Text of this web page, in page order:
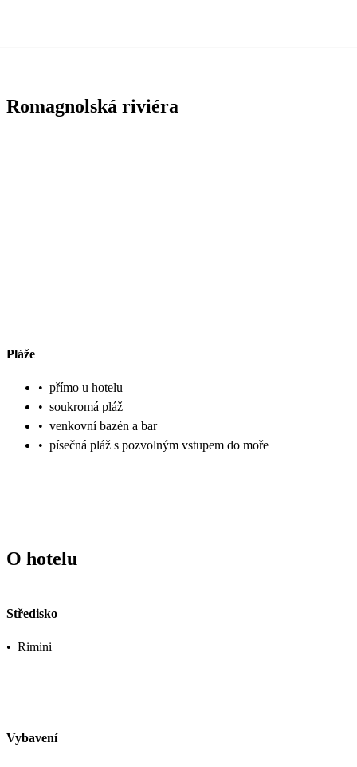
Romagnolská riviéra
Pláže
• přímo u hotelu
• soukromá pláž
• venkovní bazén a bar
• písečná pláž s pozvolným vstupem do moře
O hotelu
Středisko
• Rimini
Vybavení